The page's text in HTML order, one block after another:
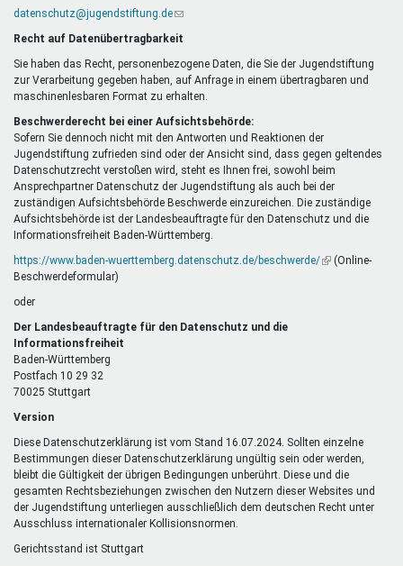
datenschutz@jugendstiftung.de(Link
E-
Mail)
Recht auf Datenübertragbarkeit
Sie haben das Recht, personenbezogene Daten, die Sie der Jugendstiftung
zur Verarbeitung gegeben haben, auf Anfrage in einem übertragbaren und
maschinenlesbaren Format zu erhalten.
Beschwerderecht bei einer Aufsichtsbehörde:
Sofern Sie dennoch nicht mit den Antworten und Reaktionen der
Jugendstiftung zufrieden sind oder der Ansicht sind, dass gegen geltendes
Datenschutzrecht verstoßen wird, steht es Ihnen frei, sowohl beim
Ansprechpartner Datenschutz der Jugendstiftung als auch bei der
zuständigen Aufsichtsbehörde Beschwerde einzureichen. Die zuständige
Aufsichtsbehörde ist der Landesbeauftragte für den Datenschutz und die
Informationsfreiheit Baden-Württemberg.
https://www.baden-wuerttemberg.datenschutz.de/beschwerde/(Link(Online-
Beschwerdeformular)
oder
Der Landesbeauftragte für den Datenschutz und die
Informationsfreiheit
Baden-Württemberg
Postfach 10 29 32
70025 Stuttgart
Version
Diese Datenschutzerklärung ist vom Stand 16.07.2024. Sollten einzelne
Bestimmungen dieser Datenschutzerklärung ungültig sein oder werden,
bleibt die Gültigkeit der übrigen Bedingungen unberührt. Diese und die
gesamten Rechtsbeziehungen zwischen den Nutzern dieser Websites und
der Jugendstiftung unterliegen ausschließlich dem deutschen Recht unter
Ausschluss internationaler Kollisionsnormen.
Gerichtsstand ist Stuttgart